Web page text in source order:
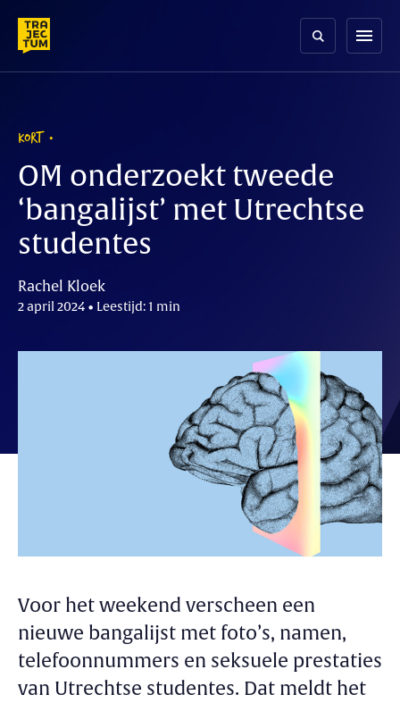
content
menu
KORT
OM onderzoekt tweede
‘bangalijst’ met Utrechtse
studentes
Rachel Kloek
2 april 2024 • Leestijd: 1 min
Voor het weekend verscheen een
nieuwe bangalijst met foto’s, namen,
telefoonnummers en seksuele prestaties
van Utrechtse studentes. Dat meldt het